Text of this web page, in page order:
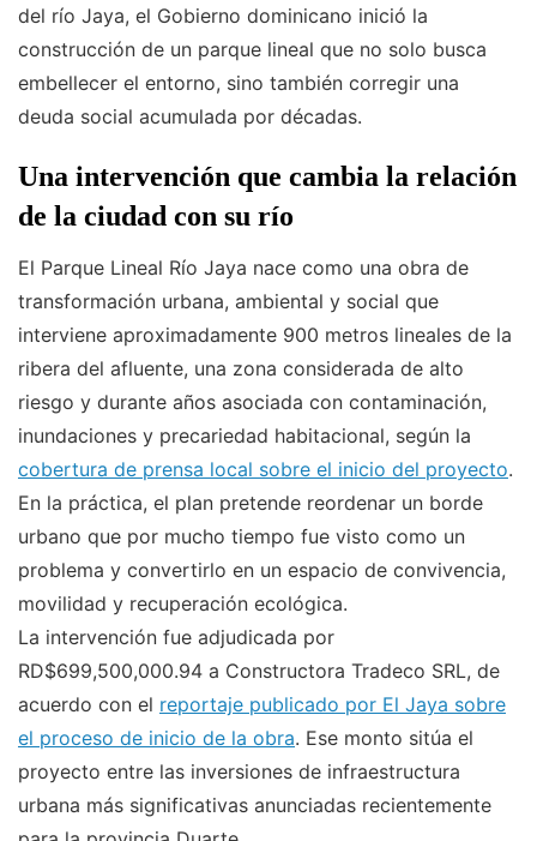
del río Jaya, el Gobierno dominicano inició la
construcción de un parque lineal que no solo busca
embellecer el entorno, sino también corregir una
deuda social acumulada por décadas.
Una intervención que cambia la relación
de la ciudad con su río
El Parque Lineal Río Jaya nace como una obra de
transformación urbana, ambiental y social que
interviene aproximadamente 900 metros lineales de la
ribera del afluente, una zona considerada de alto
riesgo y durante años asociada con contaminación,
inundaciones y precariedad habitacional, según la
cobertura de prensa local sobre el inicio del proyecto.
En la práctica, el plan pretende reordenar un borde
urbano que por mucho tiempo fue visto como un
problema y convertirlo en un espacio de convivencia,
movilidad y recuperación ecológica.
La intervención fue adjudicada por
RD$699,500,000.94 a Constructora Tradeco SRL, de
acuerdo con el reportaje publicado por El Jaya sobre
el proceso de inicio de la obra. Ese monto sitúa el
proyecto entre las inversiones de infraestructura
urbana más significativas anunciadas recientemente